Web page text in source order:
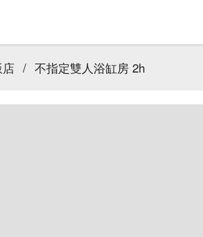
/ 不指定雙人浴缸房 2h